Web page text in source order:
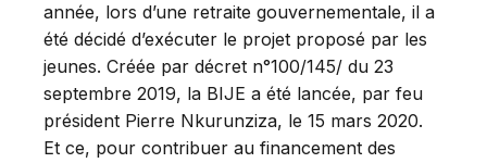
année, lors d’une retraite gouvernementale, il a
été décidé d’exécuter le projet proposé par les
jeunes. Créée par décret n°100/145/ du 23
septembre 2019, la BIJE a été lancée, par feu
président Pierre Nkurunziza, le 15 mars 2020.
Et ce, pour contribuer au financement des